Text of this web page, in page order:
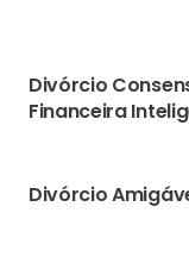
Divórcio
Financeira
Divórcio